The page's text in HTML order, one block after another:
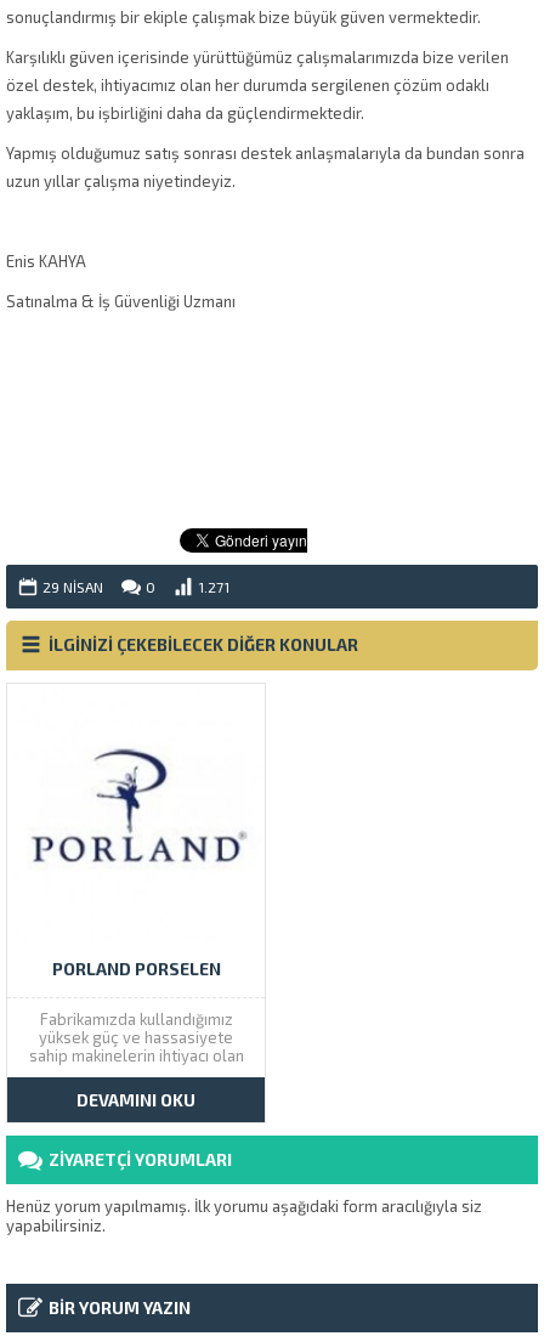
sonuçlandırmış bir ekiple çalışmak bize büyük güven vermektedir.
Karşılıklı güven içerisinde yürüttüğümüz çalışmalarımızda bize verilen
özel destek, ihtiyacımız olan her durumda sergilenen çözüm odaklı
yaklaşım, bu işbirliğini daha da güçlendirmektedir.
Yapmış olduğumuz satış sonrası destek anlaşmalarıyla da bundan sonra
uzun yıllar çalışma niyetindeyiz.
Enis KAHYA
Satınalma & İş Güvenliği Uzmanı
29 NISAN 0 1.271
İLGİNİZİ ÇEKEBİLECEK DİĞER KONULAR
PORLAND PORSELEN
Fabrikamızda kullandığımız
yüksek güç ve hassasiyete
sahip makinelerin ihtiyacı olan
kesintisiz ve kaliteli elektrik
enerjisini Ceha Elektronik Ltd.Şti.
tarafından sunulan Kesintisiz
Güç Kaynakları ile
sağlamaktayız. Konusunda
uzman teknik personeli ile satış
öncesi ve sonrasındaki
desteklerini 15 yıllık çalışma
geçmişimizde hep...
DEVAMINI OKU
ZİYARETÇİ YORUMLARI
Henüz yorum yapılmamış. İlk yorumu aşağıdaki form aracılığıyla siz
yapabilirsiniz.
BİR YORUM YAZIN